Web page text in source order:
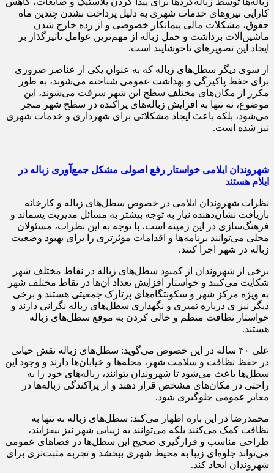
کارایی نیروهای خدمات شهری به دلیل پرداخت نشدن چندین ماه
حقوق، مشکلات مالی پیمانکار خصوصی و از رده خارج شدن
ماشین‌آلات برداشت و حمل زباله از مهم‌ترین عوامل تاثیرگذار بر
ایجاد این تصویرهای ناخوشایند است.
از سوی دیگر سطل‌های زباله که به عنوان یکی از عناصر ضروری
برای حفظ پاکیزگی و بهداشت عمومی شناخته می‌شوند، به طور
مکرر از مکان‌های مختلف سطح این شهر سرقت می‌شوند، این
موضوع، نه تنها به افزایش زباله‌های پراکنده در سطح شهر منجر
می‌شود، بلکه باعث ایجاد مشکلاتی برای شهرداری و خدمات شهری
نیز شده است.
شهروندان ایلامی خواستار رفع اصولی مشکل جمع‌آوری زباله‌ در
ایلام هستند
نظرات شهروندان ایلامی در خصوص سطل‌های زباله و کارخانه
بازیافت نشان‌دهنده نیاز به توجه بیشتر به مسائل مدیریت پسماند و
فرهنگ‌سازی در این زمینه است، با توجه به این نظرات، مسئولان
محلی می‌توانند برنامه‌ها و اقدامات مؤثرتری را برای بهبود وضعیت
زباله در شهر اجرا کنند.
برخی از شهروندان از کمبود سطل‌های زباله در نقاط مختلف شهر
شکایت می‌کنند و خواستار افزایش تعداد آن‌ها در نقاط مختلف شهر
به ویژه مرکز شهر و سکونتگاه‌های پرتارک جمعیتی هستند و برخی
دیگر نیز ی درباره تمیزی و نگهداری سطل‌های زباله نگرانی دارند و
خواستار نظافت منظم و خالی کردن به موقع سطل‌های زباله
هستند.
علی ۴۰ ساله در این خصوص می‌گوید: سطل‌های زباله نقش حیاتی
در حفظ نظافت و سلامت شهر، محله‌ها و خیابان‌ها دارند و وجود این
سطل‌ها باعث می‌شود تا شهروندان بتوانند، زباله‌های خود را به
راحتی در مکان‌های مشخص قرار دهند و از پراکندگی زباله‌ها در
معابر عمومی جلوگیری شود.
محمدرضا در این باره اظهار می‌کند: سطل‌های زباله نه تنها به
نظافت کمک می‌کنند بلکه می‌توانند به زیبایی شهر نیز بیفزایند،
طراحی مناسب و قرارگیری صحیح این سطل‌ها در فضاهای عمومی
می‌تواند جلوه‌ای زیبا به محیط شهری ببخشد و تجربه مثبت‌تری برای
شهروندان ایجاد کند.